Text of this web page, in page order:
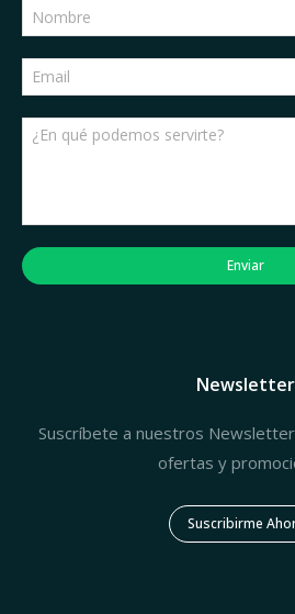
Enviar
Newsletter
Suscríbete a nuestros
ofertas y
Suscribirme